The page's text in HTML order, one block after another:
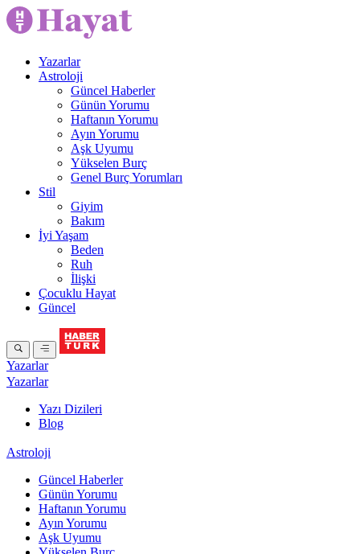
Yazarlar
Astroloji
Güncel Haberler
Günün Yorumu
Haftanın Yorumu
Ayın Yorumu
Aşk Uyumu
Yükselen Burç
Genel Burç Yorumları
Stil
Giyim
Bakım
İyi Yaşam
Beden
Ruh
İlişki
Çocuklu Hayat
Güncel
Yazarlar
Yazarlar
Yazı Dizileri
Blog
Astroloji
Güncel Haberler
Günün Yorumu
Haftanın Yorumu
Ayın Yorumu
Aşk Uyumu